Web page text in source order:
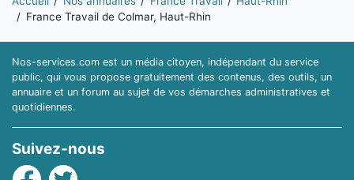
France Travail de Colmar, Haut-Rhin
Nos-services.com est un média citoyen, indépendant du service
public, qui vous propose gratuitement des contenus, des outils, un
annuaire et un forum au sujet de vos démarches administratives et
quotidiennes.
Suivez-nous
Facebook
Twitter